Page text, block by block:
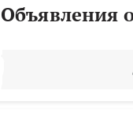
Объявления